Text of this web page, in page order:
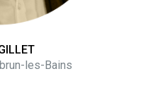
les-Bains